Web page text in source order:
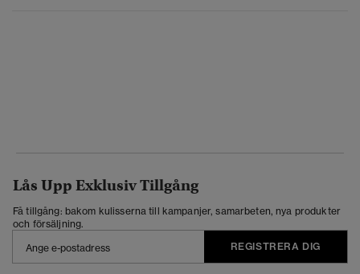
Lås Upp Exklusiv Tillgång
Få tillgång: bakom kulisserna till kampanjer, samarbeten, nya produkter
och försäljning.
REGISTRERA DIG